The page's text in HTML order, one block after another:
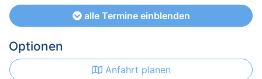
alle Termine einblenden
Optionen
Anfahrt planen